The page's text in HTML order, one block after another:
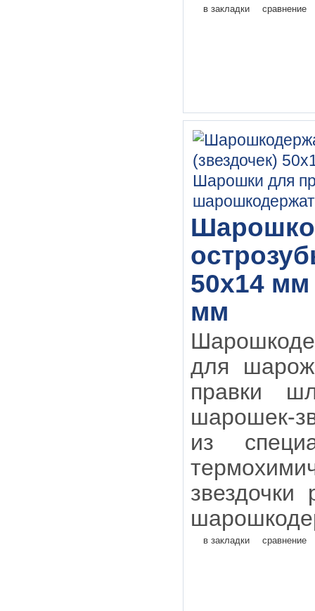
в закладки сравнение
50х14 мм
мм
для
правки
шарошек-
из
в закладки сравнение